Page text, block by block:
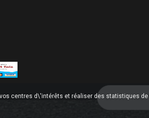
Laissez-
centres d\'intérêts et réaliser des statistiques